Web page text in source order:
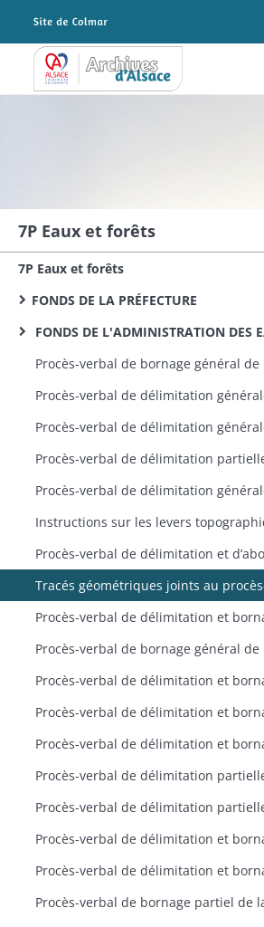
Archives Alsace - Colmar
7P Eaux et forêts
7P Eaux et forêts
FONDS DE LA PRÉFECTURE
FONDS DE L'ADMINISTRATION DES
Tracés géométriques joints au